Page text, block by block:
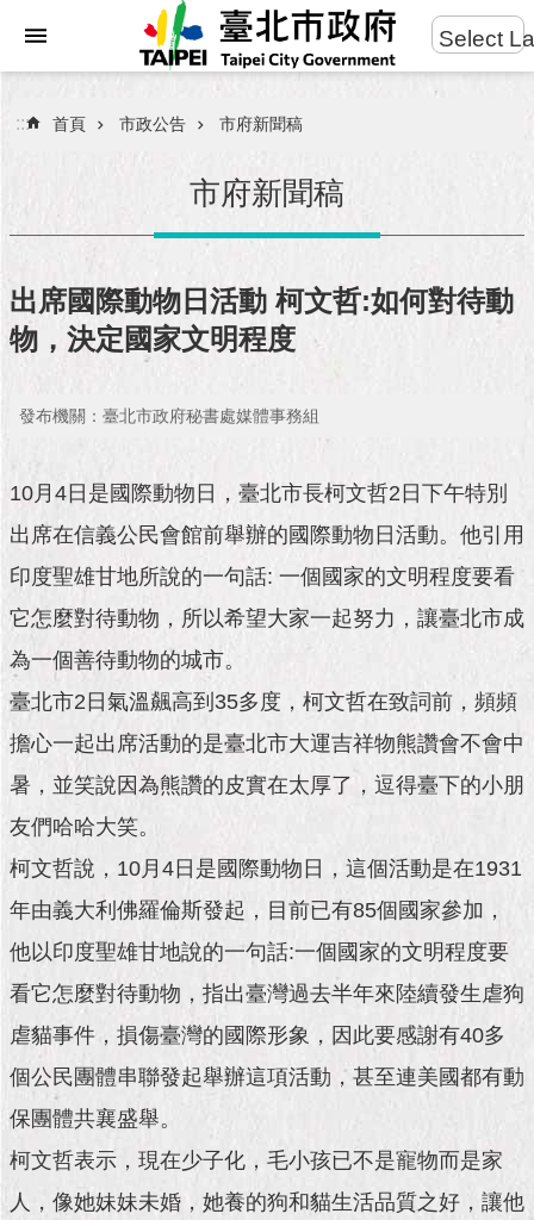
進
搜
民
服
務
府
隊
市
政
公
告
施
政
景
成
果
市
政
料
館
發
現
北
動
Select
::: 首頁 市政公告 市府新聞稿
市府新聞稿
出席國際動物日活動 柯文哲:如何對待動
物，決定國家文明程度
發布機關：臺北市政府秘書處媒體事務組
10月4日是國際動物日，臺北市長柯文哲2日下午特別
出席在信義公民會館前舉辦的國際動物日活動。他引用
印度聖雄甘地所說的一句話: 一個國家的文明程度要看
它怎麼對待動物，所以希望大家一起努力，讓臺北市成
為一個善待動物的城市。
臺北市2日氣溫飆高到35多度，柯文哲在致詞前，頻頻
擔心一起出席活動的是臺北市大運吉祥物熊讚會不會中
暑，並笑說因為熊讚的皮實在太厚了，逗得臺下的小朋
友們哈哈大笑。
柯文哲說，10月4日是國際動物日，這個活動是在1931
年由義大利佛羅倫斯發起，目前已有85個國家參加，
他以印度聖雄甘地說的一句話:一個國家的文明程度要
看它怎麼對待動物，指出臺灣過去半年來陸續發生虐狗
虐貓事件，損傷臺灣的國際形象，因此要感謝有40多
個公民團體串聯發起舉辦這項活動，甚至連美國都有動
保團體共襄盛舉。
柯文哲表示，現在少子化，毛小孩已不是寵物而是家
人，像她妹妹未婚，她養的狗和貓生活品質之好，讓他